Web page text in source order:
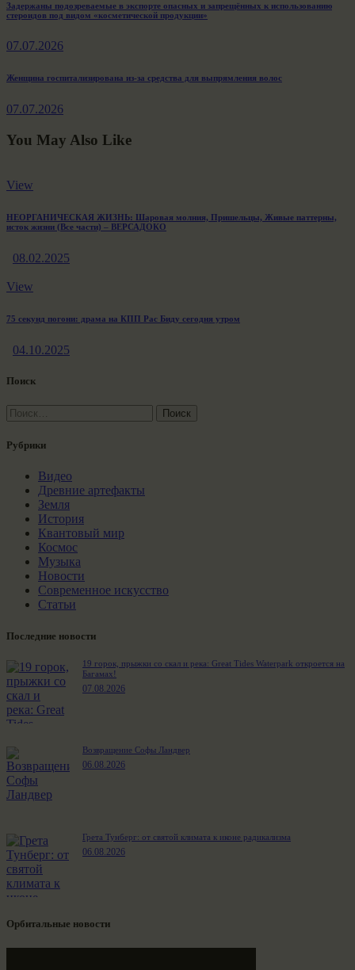
Навигация
записям
Previous
post:
Задержаны подозреваемые в экспорте опасных и запрещённых к использованию
стероидов под видом «косметической продукции»
07.07.2026
Next
Женщина госпитализирована из-за средства для выпрямления волос
07.07.2026
You May Also Like
View
НЕОРГАНИЧЕСКАЯ ЖИЗНЬ: Шаровая молния, Пришельцы, Живые паттерны,
исток жизни (Все части) – ВЕРСАДОКО
08.02.2025
View
75 секунд погони: драма на КПП Рас Биду сегодня утром
04.10.2025
Поиск
Найти:
Рубрики
Видео
Древние артефакты
Земля
История
Квантовый мир
Космос
Музыка
Новости
Современное искусство
Статьи
Последние новости
19 горок, прыжки со скал и река: Great Tides Waterpark откроется на
Багамах!
07.08.2026
Возвращение Софы Ландвер
06.08.2026
Грета Тунберг: от святой климата к иконе радикализма
06.08.2026
Орбитальные новости